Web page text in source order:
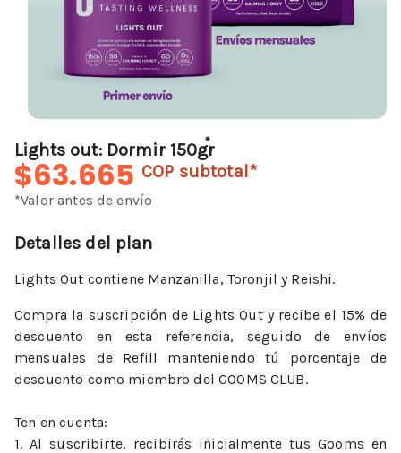
Lights out: Dormir 150gr
$63.665 COP subtotal*
*Valor antes de envío
Detalles del plan
Lights Out contiene Manzanilla, Toronjil y Reishi.
Compra la suscripción de Lights Out y recibe el 15% de
descuento en esta referencia, seguido de envíos
mensuales de Refill manteniendo tú porcentaje de
descuento como miembro del GOOMS CLUB.
Ten en cuenta:
1. Al suscribirte, recibirás inicialmente tus Gooms en